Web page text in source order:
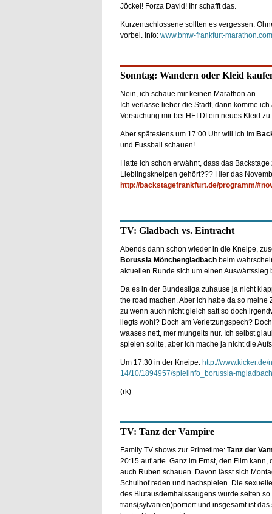
Jöckel! Forza David! Ihr schafft das.
Kurzentschlossene sollten es vergessen:
vorbei. Info: www.bmw-frankfurt-marathon.com
Sonntag: Wandern oder Kleid
Nein, ich schaue mir keinen Marathon an...
Ich verlasse lieber die Stadt, dann komme ich
Versuchung mir bei HEI:DI ein neues Kleid zu
Aber spätestens um 17:00 Uhr will ich im
und Fussball schauen!
Hatte ich schon erwähnt, dass das Backstage
Lieblingskneipen gehört??? Hier das
http://backstagefrankfurt.de/programm/
TV: Gladbach vs. Eintracht
Abends dann schon wieder in die Kneipe,
Borussia Mönchengladbach beim
aktuellen Runde sich um einen Auswärtssieg
Da es in der Bundesliga zuhause ja nicht
the road machen. Aber ich habe da so meine
zu wenn auch nicht gleich satt so doch
liegts wohl? Doch am Verletzungspech?
waases nett, mer mungelts nur. Ich selbst
spielen sollte, aber ich mache ja nicht die
Um 17.30 in der Kneipe. http://
14/10/1894957/spielinfo_borussia-
(rk)
TV: Tanz der Vampire
Family TV shows zur Primetime: Tanz der
20:15 auf arte. Ganz im Ernst, den Film kann,
auch Ruben schauen. Davon lässt sich
Schulhof reden und nachspielen. Die
des Blutausdemhalssaugens wurde selten so
trans(sylvanien)portiert und insgesamt ist das